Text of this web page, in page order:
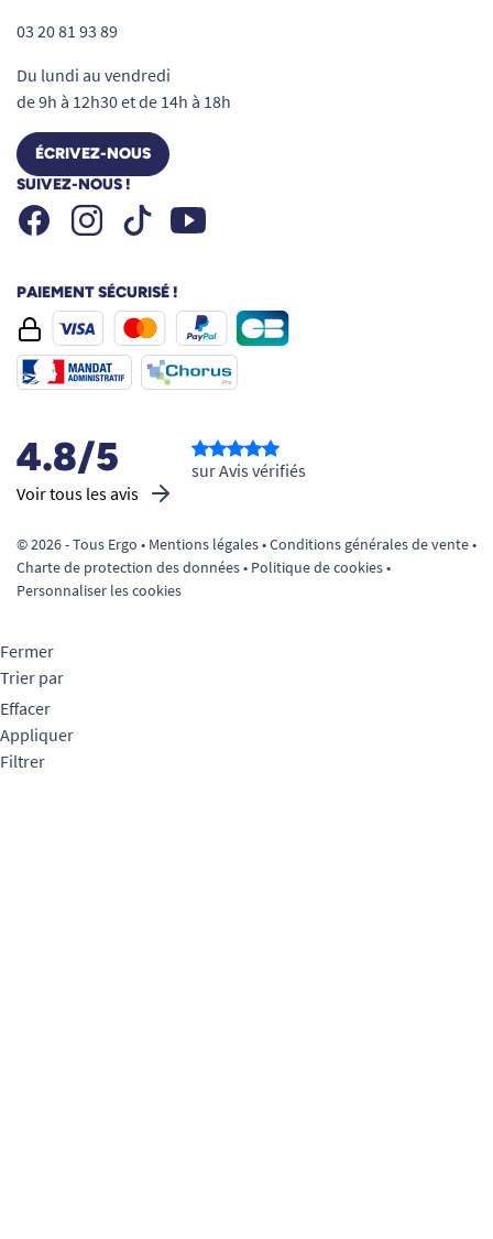
03 20 81 93 89
Du lundi au vendredi
de 9h à 12h30 et de 14h à 18h
ÉCRIVEZ-NOUS
SUIVEZ-NOUS !
FacebookInstagramTiktok Youtube
PAIEMENT SÉCURISÉ !
4.8/5
Voir tous les avis
sur Avis vérifiés
© 2026 - Tous Ergo • Mentions légales•Conditions générales de vente•
Charte de protection des données• Politique de cookies•
Personnaliser les cookies
Fermer
Trier par
Effacer
Appliquer
Filtrer